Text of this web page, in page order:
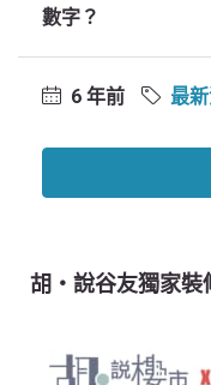
數字？
6 年前 最
胡‧說谷友獨家裝